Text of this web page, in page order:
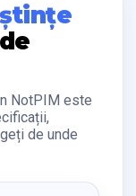
NotPIM este
de unde